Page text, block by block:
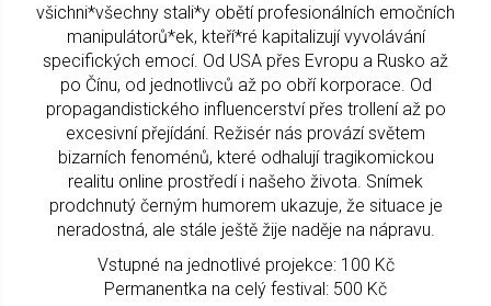
všichni*všechny stali*y obětí profesionálních emočních
manipulátorů*ek, kteří*ré kapitalizují vyvolávání
specifických emocí. Od USA přes Evropu a Rusko až
po Čínu, od jednotlivců až po obří korporace. Od
propagandistického influencerství přes trollení až po
excesivní přejídání. Režisér nás provází světem
bizarních fenoménů, které odhalují tragikomickou
realitu online prostředí i našeho života. Snímek
prodchnutý černým humorem ukazuje, že situace je
neradostná, ale stále ještě žije naděje na nápravu.
Vstupné na jednotlivé projekce: 100 Kč
Permanentka na celý festival: 500 Kč